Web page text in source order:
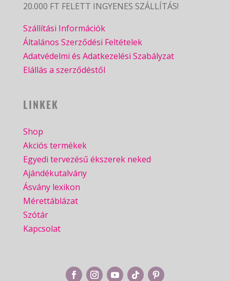
20.000 FT FELETT INGYENES SZÁLLÍTÁS!
Szállítási Információk
Általános Szerződési Feltételek
Adatvédelmi és Adatkezelési Szabályzat
Elállás a szerződéstől
LINKEK
Shop
Akciós termékek
Egyedi tervezésű ékszerek neked
Ajándékutalvány
Ásvány lexikon
Mérettáblázat
Szótár
Kapcsolat